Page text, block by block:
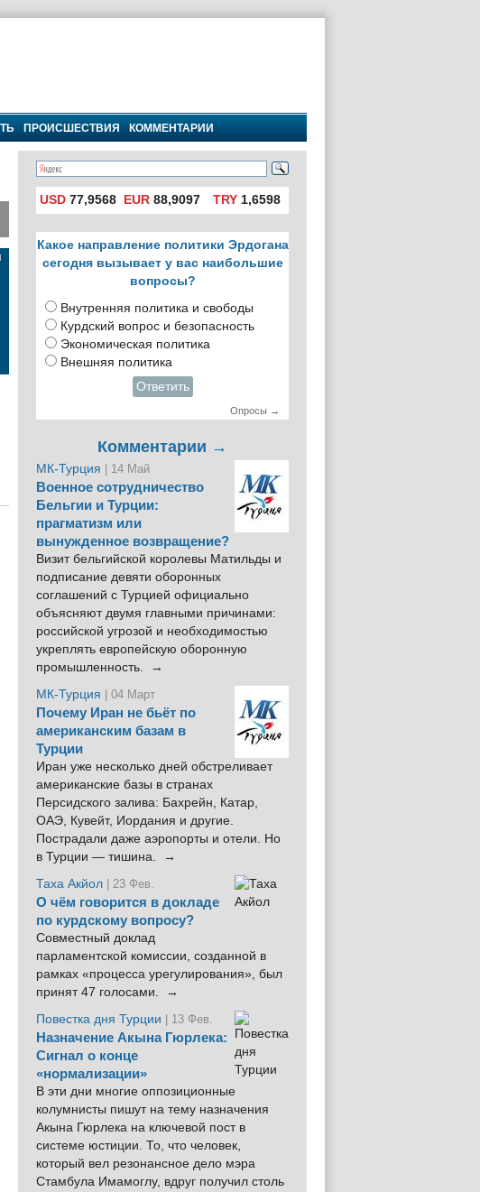
ПРОИСШЕСТВИЯ КОММЕНТАРИИ
USD 77,9568 EUR 88,9097 TRY1,6598
Какое направление политики Эрдогана
сегодня вызывает у вас наибольшие
вопросы?
Внутренняя политика и свободы
Курдский вопрос и безопасность
Экономическая политика
Внешняя политика
Ответить
Опросы →
Комментарии →
МК-Турция | 14 Май
Военное сотрудничество
Бельгии и Турции:
прагматизм или
вынужденное возвращение?
Визит бельгийской королевы Матильды и
подписание девяти оборонных
соглашений с Турцией официально
объясняют двумя главными причинами:
российской угрозой и необходимостью
укреплять европейскую оборонную
промышленность. →
МК-Турция
| 04 Март
Почему Иран не бьёт по
американским базам в
Турции
Иран уже несколько дней обстреливает
американские базы в странах
Персидского залива: Бахрейн, Катар,
ОАЭ, Кувейт, Иордания и другие.
Пострадали даже аэропорты и отели. Но
в Турции — тишина. →
Таха Акйол | 23 Фев.
О чём говорится в докладе
по курдскому вопросу?
Совместный доклад
парламентской комиссии, созданной в
рамках «процесса урегулирования», был
принят 47 голосами. →
Повестка дня Турции
| 13 Фев.
Назначение Акына Гюрлека:
Сигнал о конце
«нормализации»
В эти дни многие оппозиционные
колумнисты пишут на тему назначения
Акына Гюрлека на ключевой пост в
системе юстиции. То, что человек,
который вел резонансное дело мэра
Стамбула Имамоглу, вдруг получил столь